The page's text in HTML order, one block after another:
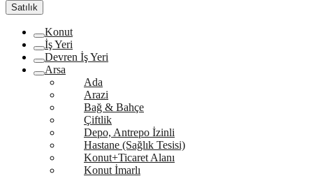
Satılık
Konut
İş Yeri
Devren İş Yeri
Arsa
Ada
Arazi
Bağ & Bahçe
Çiftlik
Depo, Antrepo İzinli
Hastane (Sağlık Tesisi)
Konut+Ticaret Alanı
Konut İmarlı